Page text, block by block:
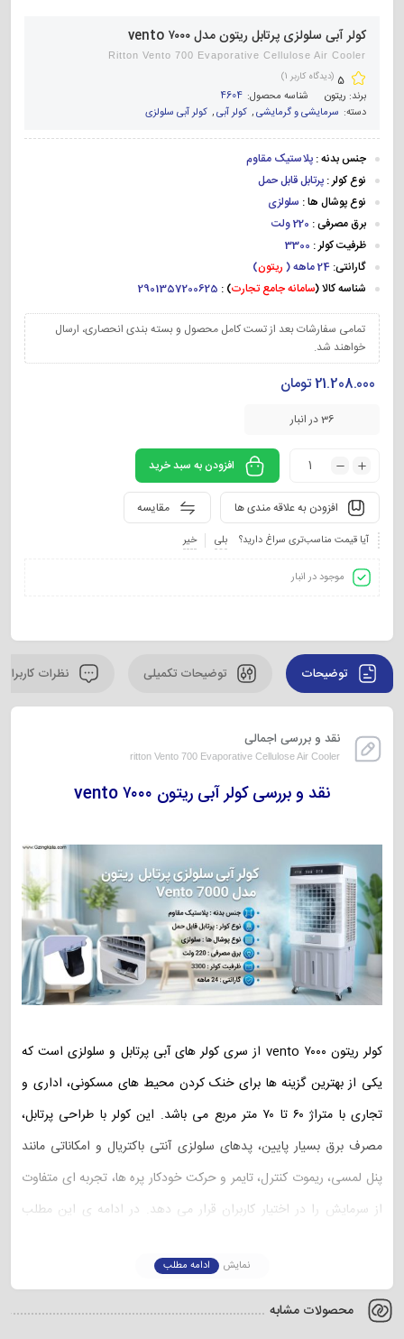
کولر آبی سلولزی پرتابل ریتون مدل vento ۷۰۰۰
Ritton Vento 700 Evaporative Cellulose Air Cooler
5 (دیدگاه کاربر1
)
برند: ریتون شناسه محصول: 4604
دسته: سرمایشی و گرمایشی, کولر آبی, کولر آبی سلولزی
جنس بدنه : پلاستیک مقاوم
نوع کولر : پرتابل قابل حمل
نوع پوشال ها : سلولزی
برق مصرفی : 220 ولت
ظرفیت کولر : 3300
گارانتی:
ریتون)
شناسه کالا (سامانه جامع تجارت) :
2901357200625
تمامی سفارشات بعد از تست کامل محصول و بسته بندی انحصاری، ارسال
خواهند شد.
21.208.000تومان
36 در انبار
افزودن به سبد خرید
مقایسه افزودن به علاقه مندی ها
آیا قیمت مناسب‌تری سراغ دارید؟ بلی خیر
موجود در انبار
توضیحات توضیحات تکمیلی نظرات کاربران
نقد و بررسی اجمالی
ritton Vento 700 Evaporative Cellulose Air Cooler
نقد و بررسی کولر آبی ریتون vento ۷۰۰۰
کولر ریتون vento ۷۰۰۰ از سری کولر های آبی پرتابل و سلولزی است که
یکی از بهترین گزینه‌ ها برای خنک کردن محیط‌ های مسکونی، اداری و
تجاری با متراژ ۶۰ تا ۷۰ متر مربع می باشد. این کولر با طراحی پرتابل،
مصرف برق بسیار پایین، پدهای سلولزی آنتی‌ باکتریال و امکاناتی مانند
پنل لمسی، ریموت کنترل، تایمر و حرکت خودکار پره‌ ها، تجربه‌ ای متفاوت
از سرمایش را در اختیار کاربران قرار می‌ دهد. در ادامه ی این مطلب
قیمت خرید کولر ایستاده ریتون vento ۷۰۰۰، اطلاعات جامع تری کسب
نمایید.
نمایش ادامه مطلب
محصولات مشابه